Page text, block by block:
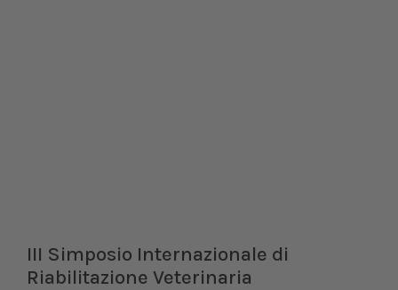
III Simposio Internazionale di
Riabilitazione Veterinaria